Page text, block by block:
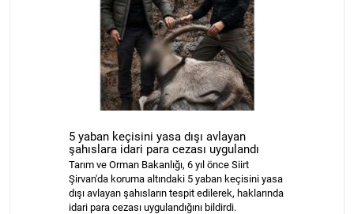
5 yaban keçisini yasa dışı avlayan
şahıslara idari para cezası uygulandı
Tarım ve Orman Bakanlığı, 6 yıl önce Siirt
Şirvan'da koruma altındaki 5 yaban keçisini yasa
dışı avlayan şahısların tespit edilerek, haklarında
idari para cezası uygulandığını bildirdi.